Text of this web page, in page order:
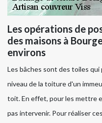
Les opérations de
des maisons à
environs
Les bâches sont des toiles
niveau de la toiture d'un
toit. En effet, pour les mettre
pas intervenir. Pour réaliser